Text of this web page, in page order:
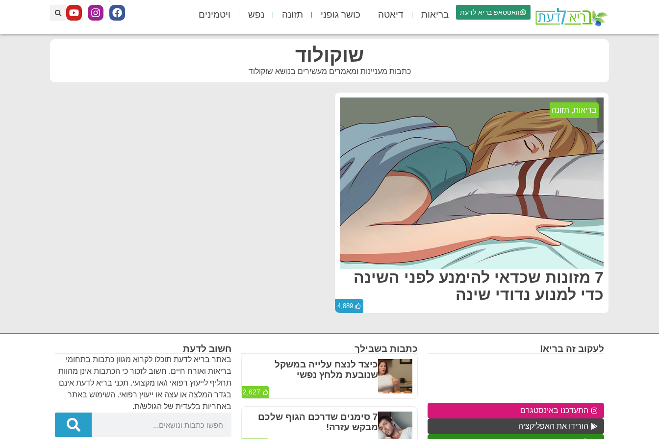
וואטסאפ בריא לדעת בריאות דיאטה כושר גופני תזונה נפש ויטמינים
שוקולוד
כתבות מעניינות ומאמרים מעשירים בנושא שוקולוד
בריאות, תזונה
7 מזונות שכדאי להימנע לפני השינה
כדי למנוע נדודי שינה
4,889
חשוב לדעת
באתר בריא לדעת תוכלו לקרוא מגוון כתבות בתחומי
בריאות ואורח חיים. חשוב לזכור כי הכתבות אינן מהוות
תחליף לייעוץ רפואי ו/או מקצועי. תכני בריא לדעת אינם
בגדר המלצה או עצה או ייעוץ רפואי. השימוש באתר
באחריות בלעדית של הגולש/ת.
כתבות בשבילך
כיצד לנצח עלייה במשקל
שנובעת מלחץ נפשי
2,627
7 סימנים שדרכם הגוף שלכם
מבקש עזרה!
לעקוב זה בריא!
התעדכנו באינסטגרם
הורידו את האפליקציה